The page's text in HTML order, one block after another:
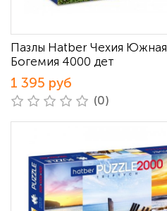
Пазлы Hatber Чехия Южная
Богемия 4000 дет
1 395 руб
(0)